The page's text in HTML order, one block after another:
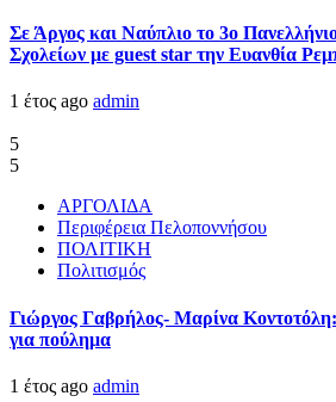
Σε Άργος και Ναύπλιο το 3ο
Σχολείων με guest star την Ευανθία
1 έτος ago admin
5
5
ΑΡΓΟΛΙΔΑ
Περιφέρεια Πελοποννήσου
ΠΟΛΙΤΙΚΗ
Πολιτισμός
Γιώργος Γαβρήλος- Μαρίνα Κοντοτόλη:
για πούλημα
1 έτος ago admin